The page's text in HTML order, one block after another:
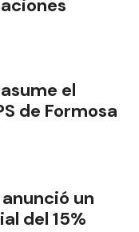
el
de Formosa
un
del 15%